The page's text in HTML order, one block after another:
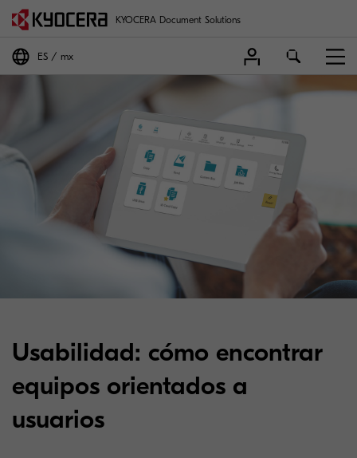
KYOCERA Document Solutions
ES mx
Usabilidad: cómo encontrar
equipos orientados a
usuarios